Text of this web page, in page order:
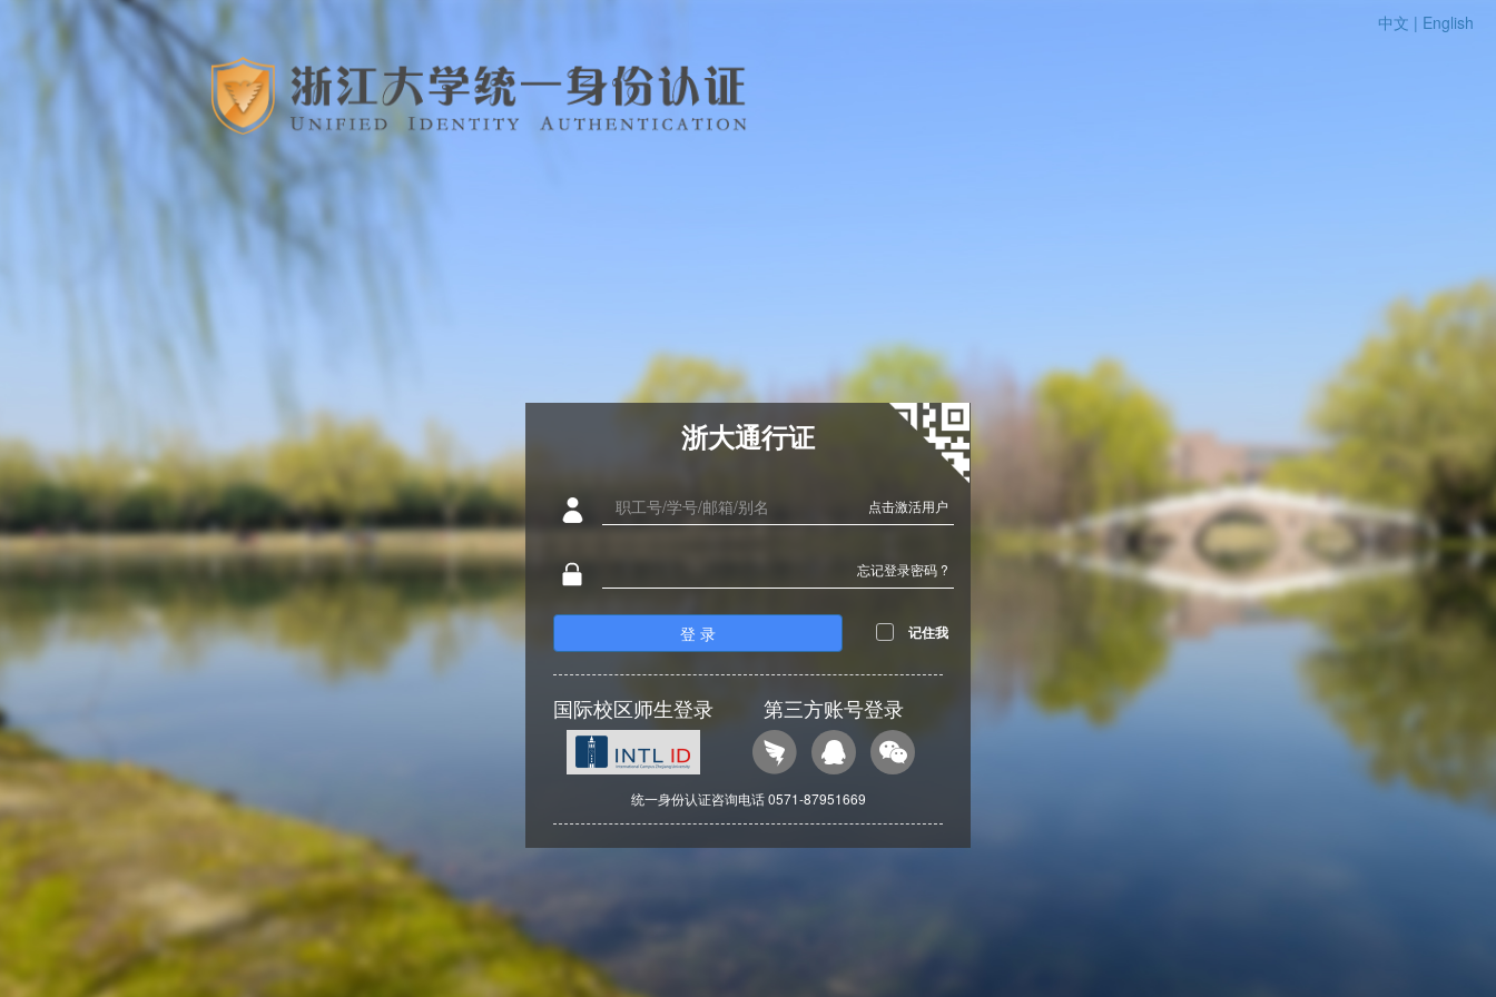
中文 | English
浙大通行证
点击激活用户
忘记登录密码 ?
登 录 记住我
国际校区师生登录 第三方账号登录
统一身份认证咨询电话 0571-87951669